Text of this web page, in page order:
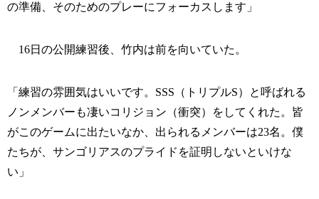
の準備、そのためのプレーにフォーカスします」
16日の公開練習後、竹内は前を向いていた。
「練習の雰囲気はいいです。SSS（トリプルS）と呼ばれる
ノンメンバーも凄いコリジョン（衝突）をしてくれた。皆
がこのゲームに出たいなか、出られるメンバーは23名。僕
たちが、サンゴリアスのプライドを証明しないといけな
い」